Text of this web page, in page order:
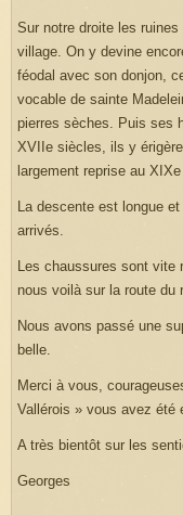
Sur notre droite les
village. On y devine
féodal avec son donjon,
vocable de sainte
pierres sèches. Puis ses
XVIIe siècles, ils y
largement reprise au
La descente est longue
arrivés.
Les chaussures sont vite
nous voilà sur la route du
Nous avons passé une
belle.
Merci à vous,
Vallérois » vous avez été
A très bientôt sur les
Georges